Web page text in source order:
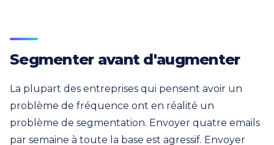
Segmenter avant d'augmenter
La plupart des entreprises qui pensent avoir un
problème de fréquence ont en réalité un
problème de segmentation. Envoyer quatre emails
par semaine à toute la base est agressif. Envoyer